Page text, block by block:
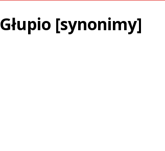
„Kompania 1114”
Głupio [synonimy]